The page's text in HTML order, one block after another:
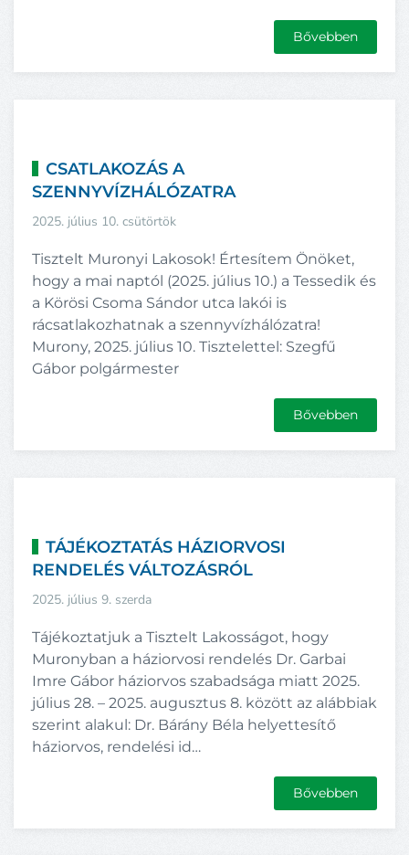
Bővebben
CSATLAKOZÁS A
SZENNYVÍZHÁLÓZATRA
2025. július 10. csütörtök
Tisztelt Muronyi Lakosok! Értesítem Önöket,
hogy a mai naptól (2025. július 10.) a Tessedik és
a Körösi Csoma Sándor utca lakói is
rácsatlakozhatnak a szennyvízhálózatra!
Murony, 2025. július 10. Tisztelettel: Szegfű
Gábor polgármester
Bővebben
TÁJÉKOZTATÁS HÁZIORVOSI
RENDELÉS VÁLTOZÁSRÓL
2025. július 9. szerda
Tájékoztatjuk a Tisztelt Lakosságot, hogy
Muronyban a háziorvosi rendelés Dr. Garbai
Imre Gábor háziorvos szabadsága miatt 2025.
július 28. – 2025. augusztus 8. között az alábbiak
szerint alakul: Dr. Bárány Béla helyettesítő
háziorvos, rendelési id…
Bővebben